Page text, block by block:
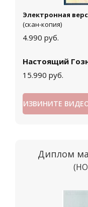
Электронная
(скан-копия)
4.990 руб.
Настоящий
15.990 руб.
ИЗВИНИТЕ
Диплом